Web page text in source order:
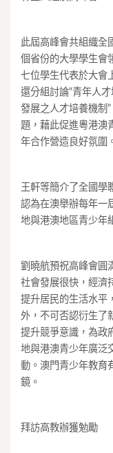
此屆高峰會共組織全
個省份的大學學生會
七位學生代表於大會
還分組討論“青年人
發展之人才培養機制
題，藉此促進粵港澳
年合作營造良好氛圍
王軒等簡介了全國學
認為在澳舉辦每年一
地與港澳地區青少年
劉曉航預祝高峰會圓
社會發展很快，經濟
提升居民的生活水平
外，不可否認衍生了
提升競爭意識，為政
地與港澳青少年廣泛
動。澳門青少年教育
鏡。
拜訪高教辦獲勉勵